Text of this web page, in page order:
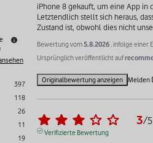
397
118
26
11
19
iPhone 8 gekauft, um eine App in
Letztendlich stellt sich heraus,
Zustand ist, obwohl dies nicht
Bewertung vom5.8.2026 , infolge einer
Ursprünglich veröffentlicht auf
Originalbewertung anzeigen Melden
3/5
Verifizierte Bewertung